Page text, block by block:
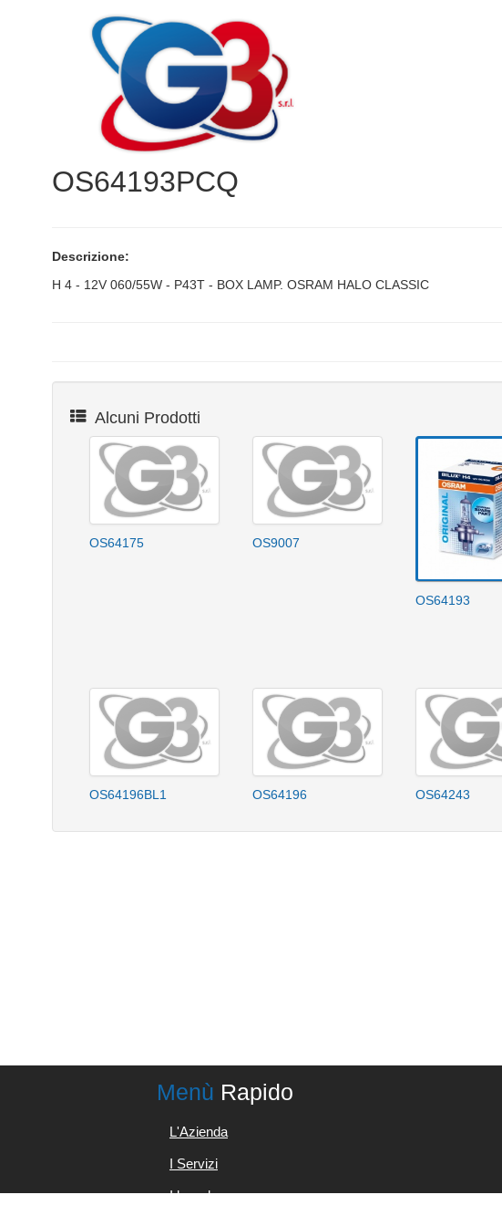
OS64193PCQ
Descrizione:
H 4 - 12V 060/55W - P43T - BOX LAMP. OSRAM HALO CLASSIC
Alcuni Prodotti
OS64175 OS9007
OS64193
OS64196BL1 OS64196 OS64243
Menù Rapido
L'Azienda
I Servizi
I brands